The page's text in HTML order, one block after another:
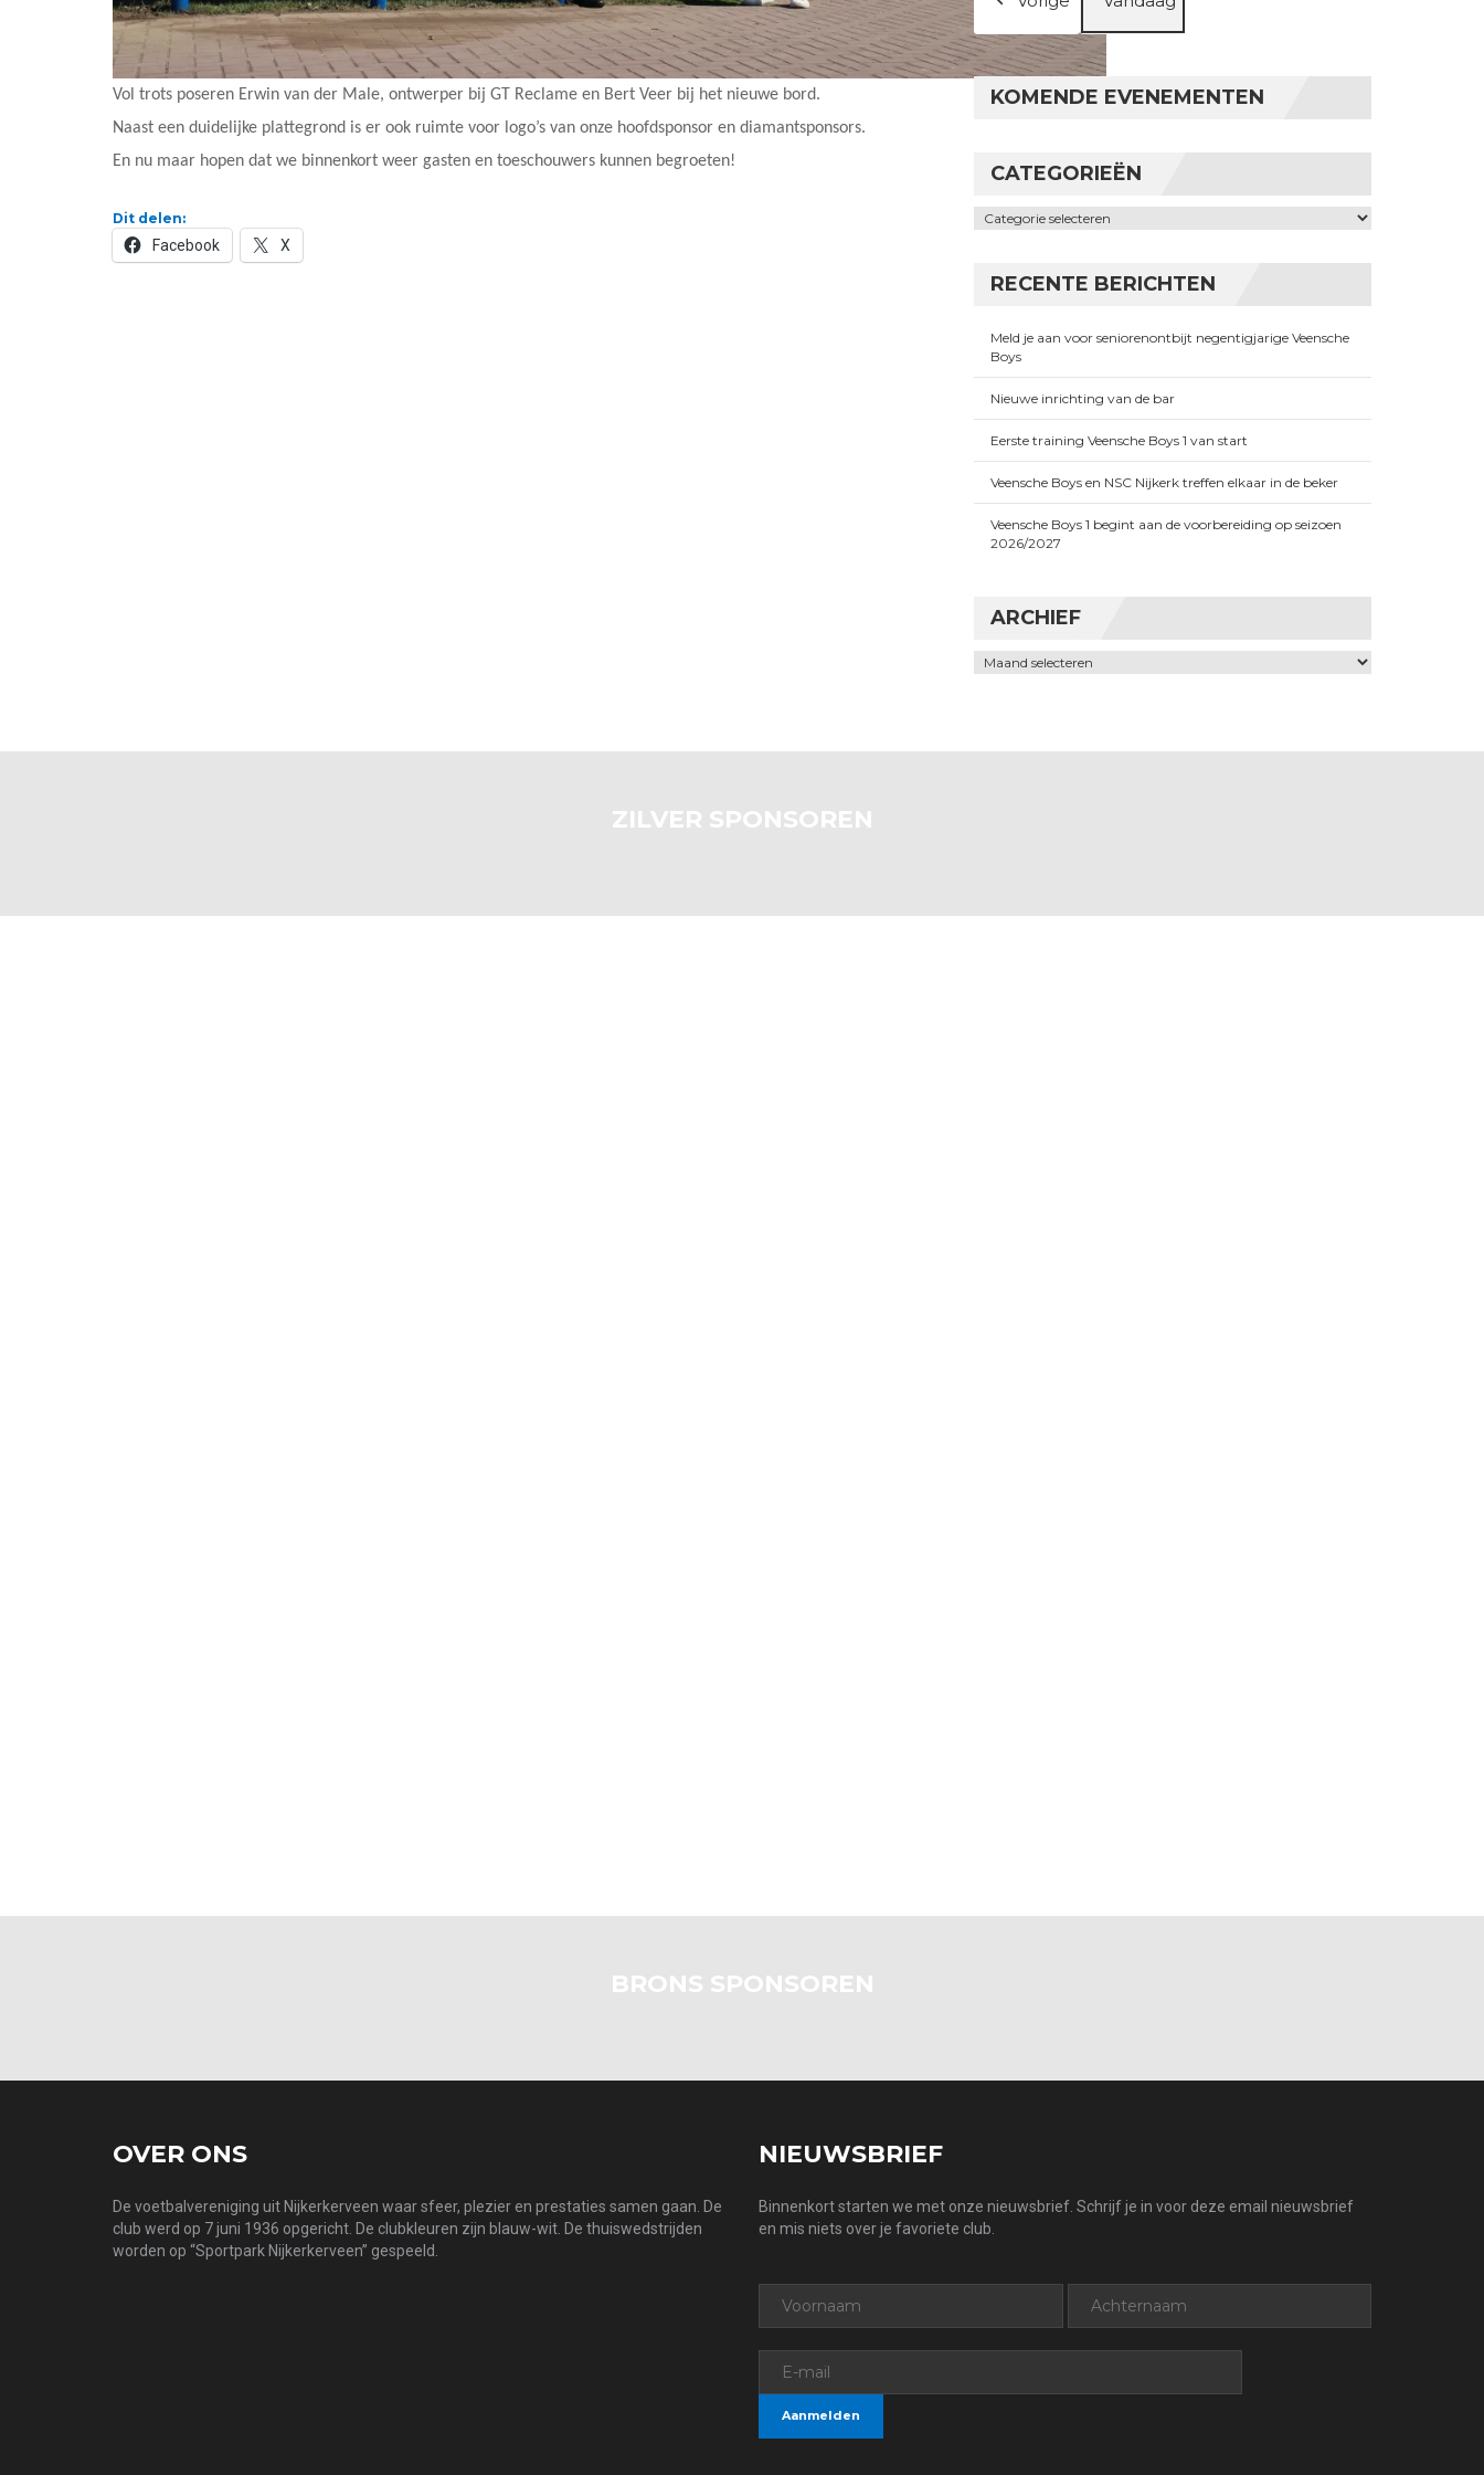
Vol trots poseren Erwin van der Male, ontwerper bij GT Reclame en Bert Veer bij het nieuwe bord.
Naast een duidelijke plattegrond is er ook ruimte voor logo’s van onze hoofdsponsor en diamantsponsors.
En nu maar hopen dat we binnenkort weer gasten en toeschouwers kunnen begroeten!
Dit delen:
Facebook X
KOMENDE EVENEMENTEN
CATEGORIEËN
Categorieën
RECENTE BERICHTEN
Meld je aan voor seniorenontbijt negentigjarige Veensche
Boys
Nieuwe inrichting van de bar
Eerste training Veensche Boys 1 van start
Veensche Boys en NSC Nijkerk treffen elkaar in de beker
Veensche Boys 1 begint aan de voorbereiding op seizoen
2026/2027
ARCHIEF
Archief
ZILVER SPONSOREN
BRONS SPONSOREN
OVER ONS
De voetbalvereniging uit Nijkerkerveen waar sfeer, plezier en prestaties samen gaan. De
club werd op 7 juni 1936 opgericht. De clubkleuren zijn blauw-wit. De thuiswedstrijden
worden op “Sportpark Nijkerkerveen” gespeeld.
NIEUWSBRIEF
Binnenkort starten we met onze nieuwsbrief. Schrijf je in voor deze email nieuwsbrief
en mis niets over je favoriete club.